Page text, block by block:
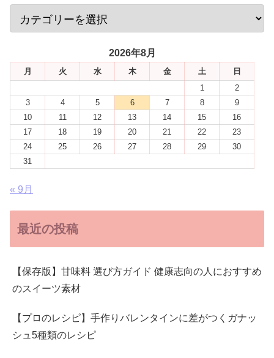
2026年8月
月 火 水 木 金 土
日
1
2
3
4 5 6 7 8
9
10
11 12 13 14 15
16
17
18 19 20 21 22
23
24
25 26 27 28 29
30
31
« 9月
最近の投稿
【保存版】甘味料 選び方ガイド 健康志向の人におすすめ
のスイーツ素材
【プロのレシピ】手作りバレンタインに差がつくガナッ
シュ5種類のレシピ